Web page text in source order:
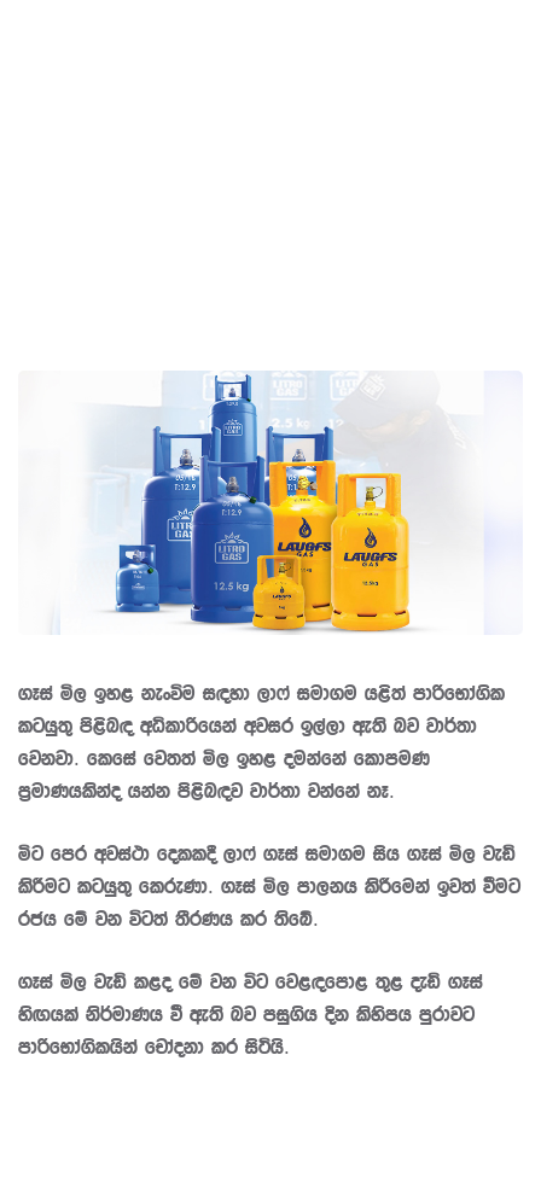
ගෑස් මිල ඉහළ නැංවිම සඳහා ලාෆ් සමාගම යළිත් පාරිභෝගික
කටයුතු පිළිබඳ අධිකාරියෙන් අවසර ඉල්ලා ඇති බව වාර්තා
වෙනවා. කෙසේ වෙතත් මිල ඉහළ දමන්නේ කොපමණ
ප්‍රමාණයකින්ද යන්න පිළිබඳව වාර්තා වන්නේ නෑ.
මිට පෙර අවස්ථා දෙකකදී ලාෆ් ගෑස් සමාගම සිය ගෑස් මිල වැඩි
කිරීමට කටයුතු කෙරුණා. ගෑස් මිල පාලනය කිරීමෙන් ඉවත් වීමට
රජය මේ වන විටත් තීරණය කර තිබේ.
ගෑස් මිල වැඩි කළද මේ වන විට වෙළඳපොළ තුළ දැඩි ගෑස්
හිඟයක් නිර්මාණය වී ඇති බව පසුගිය දින කිහිපය පුරාවට
පාරිභෝගිකයින් චෝදනා කර සිටියි.